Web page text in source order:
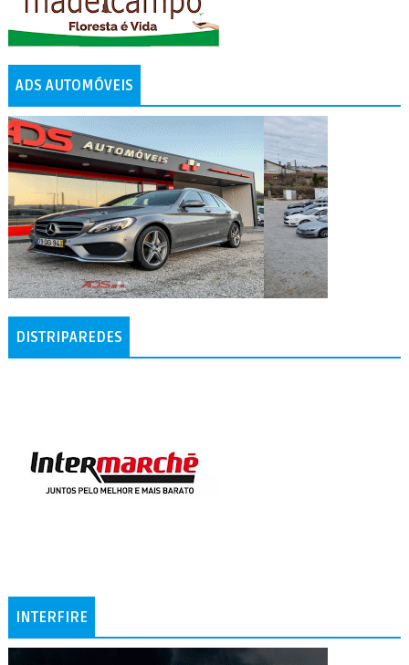
ADS AUTOMÓVEIS
DISTRIPAREDES
INTERFIRE